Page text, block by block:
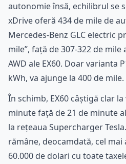
autonomie însă, echilibrul se
xDrive oferă 434 de mile de
Mercedes-Benz GLC electric
mile”, față de 307-322 de
AWD ale EX60. Doar varianta
kWh, va ajunge la 400 de mile.
În schimb, EX60 câștigă clar
minute față de 21 de minute
la rețeaua Supercharger
rămâne, deocamdată, cel
60.000 de dolari cu toate